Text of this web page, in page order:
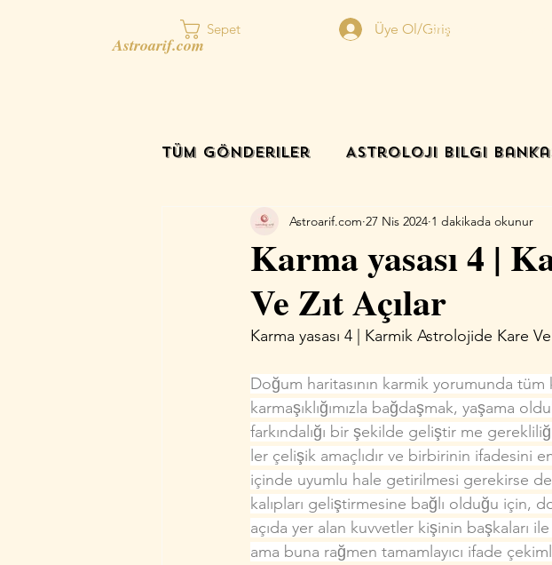
Astroarif.com
Ana sayfa
Sepet Üye Ol/Giriş
Tüm Gönderiler Astroloji Bilgi
Karma yasası 4 |
Ve Zıt Açılar
Astroarif.com 27 Nis 2024 1 dakikada okunur
Karma yasası 4 | Karmik Astrolojide Kare Ve
Doğum ha­ritasının karmik yorumunda tüm
karmaşıklığımızla bağdaşmak, yaşama
farkındalığı bir şekilde geliştir­ me
ler çelişik amaçlıdır ve birbirinin ifadesini
içinde uyumlu hale getirilmesi ge­rekirse
kalıpları geliştirmesine bağlı olduğu için,
açıda yer alan kuvvetler kişinin başkaları
ama buna rağmen ta­mamlayıcı ifade